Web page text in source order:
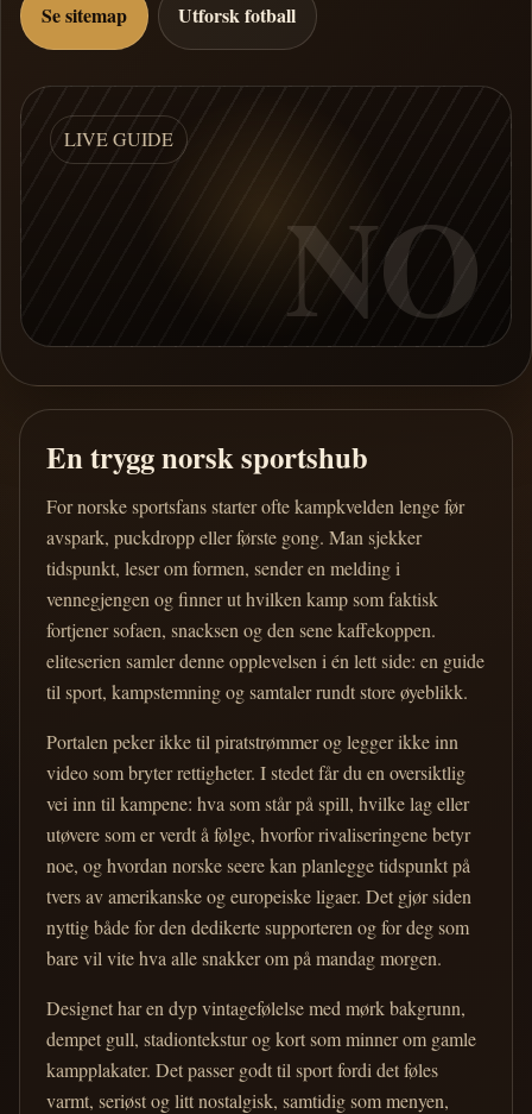
Se sitemap Utforsk fotball
LIVE GUIDE
NO
En trygg norsk sportshub
For norske sportsfans starter ofte kampkvelden lenge før
avspark, puckdropp eller første gong. Man sjekker
tidspunkt, leser om formen, sender en melding i
vennegjengen og finner ut hvilken kamp som faktisk
fortjener sofaen, snacksen og den sene kaffekoppen.
eliteserien samler denne opplevelsen i én lett side: en guide
til sport, kampstemning og samtaler rundt store øyeblikk.
Portalen peker ikke til piratstrømmer og legger ikke inn
video som bryter rettigheter. I stedet får du en oversiktlig
vei inn til kampene: hva som står på spill, hvilke lag eller
utøvere som er verdt å følge, hvorfor rivaliseringene betyr
noe, og hvordan norske seere kan planlegge tidspunkt på
tvers av amerikanske og europeiske ligaer. Det gjør siden
nyttig både for den dedikerte supporteren og for deg som
bare vil vite hva alle snakker om på mandag morgen.
Designet har en dyp vintagefølelse med mørk bakgrunn,
dempet gull, stadiontekstur og kort som minner om gamle
kampplakater. Det passer godt til sport fordi det føles
varmt, seriøst og litt nostalgisk, samtidig som menyen,